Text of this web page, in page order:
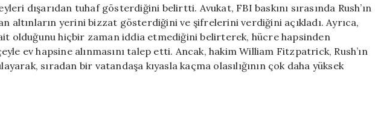
dışarıdan tuhaf gösterdiğini belirtti. Avukat, FBI baskını sırasında Rush’ın
altınların yerini bizzat gösterdiğini ve şifrelerini verdiğini açıkladı. Ayrıca,
ait olduğunu hiçbir zaman iddia etmediğini belirterek, hücre hapsinden
ev hapsine alınmasını talep etti. Ancak, hakim William Fitzpatrick, Rush’ın
sıradan bir vatandaşa kıyasla kaçma olasılığının çok daha yüksek